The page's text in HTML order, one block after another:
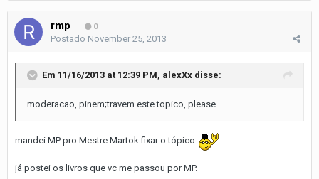
rmp 0
Postado November 25, 2013
Em 11/16/2013 at 12:39 PM, alexXx disse:
moderacao, pinem;travem este topico, please
mandei MP pro Mestre Martok fixar o tópico
já postei os livros que vc me passou por MP.